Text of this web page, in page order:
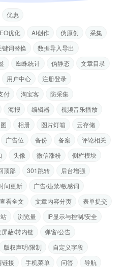
优惠
优化 AI创作 伪原创
采集
键词替换
数据导入导出
蜘蛛统计 伪静态
文章目录
用户中心
注册登录
付 淘宝客
防采集
海报 编辑器
视频音乐播放
相册 图片灯箱
云存储
广告位 备份 备案
评论相关
头像 微信涨粉
侧栏模块
顶部 301跳转
后台增强
间更新
广告/违禁/敏感词
查看全文 文章内容分页
表单提交
浏览量
IP显示与控制/安全
蔽/转内链
弹窗/公告
版权声明/限制
自定义字段
链接 手机菜单 问答
导航